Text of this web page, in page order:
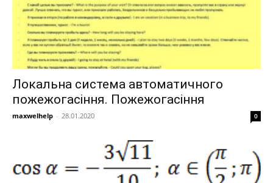
Локальна система автоматичного
пожежогасіння. Пожежогасіння
maxwelhelp - 28.01.2020 0